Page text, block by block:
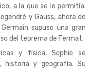
a la que se le permitía.
y Gauss, ahora de
supuso una gran
del teorema de Fermat.
y física, Sophie se
historia y geografía. Su